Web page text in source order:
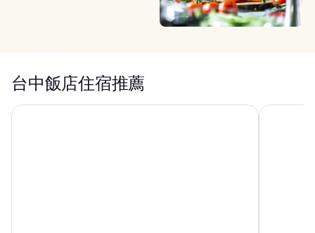
台中飯店住宿推薦
台中日月千禧酒店 長榮桂冠